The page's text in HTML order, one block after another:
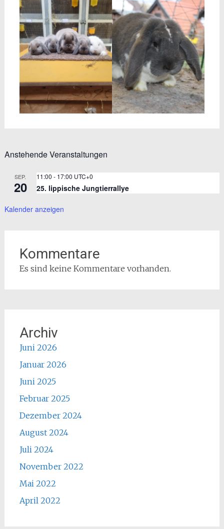
Anstehende Veranstaltungen
SEP.
20
11:00 - 17:00 UTC+0
25. lippische Jungtierrallye
Kalender anzeigen
Kommentare
Es sind keine Kommentare vorhanden.
Archiv
Juni 2026
Januar 2026
Juni 2025
Februar 2025
Dezember 2024
August 2024
Juli 2024
November 2022
Mai 2022
April 2022